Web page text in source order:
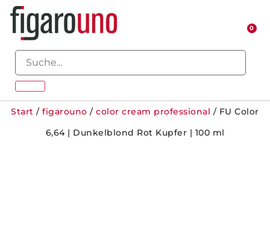
0
Start /figarouno /color cream professional / FU Color
6,64 | Dunkelblond Rot Kupfer | 100 ml